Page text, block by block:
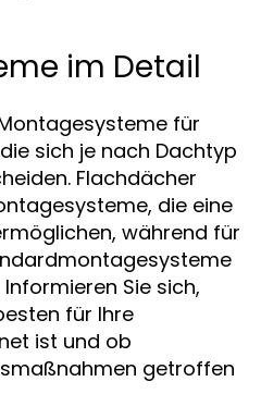
im Detail
für
sich je nach Dachtyp
Flachdächer
die eine
während für
Sie sich,
für Ihre
ist und ob
getroffen